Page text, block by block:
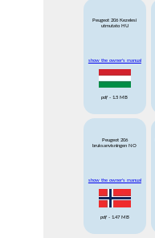
Peugeot 206 Kezelesi
utmutato HU
show the owner's manual
pdf - 1.5 MB
Peugeot 206
bruksanvisningen NO
show the owner's manual
pdf- 1.47 MB